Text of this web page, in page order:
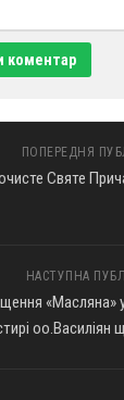
ПОПЕРЕДНЯ
Святе
НАСТУПНА
«Масляна»
оо.Василіян